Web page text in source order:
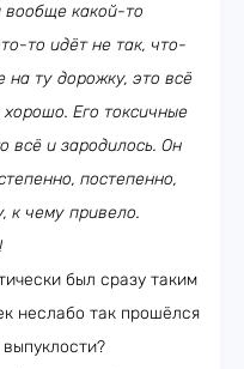
вообще какой-то
то идёт не так, что-
на ту дорожку, это всё
Его токсичные
всё и зародилось. Он
постепенно,
к чему привело.
был сразу таким
неслабо так прошёлся